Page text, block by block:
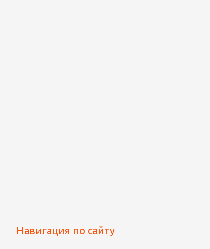
Навигация по сайту